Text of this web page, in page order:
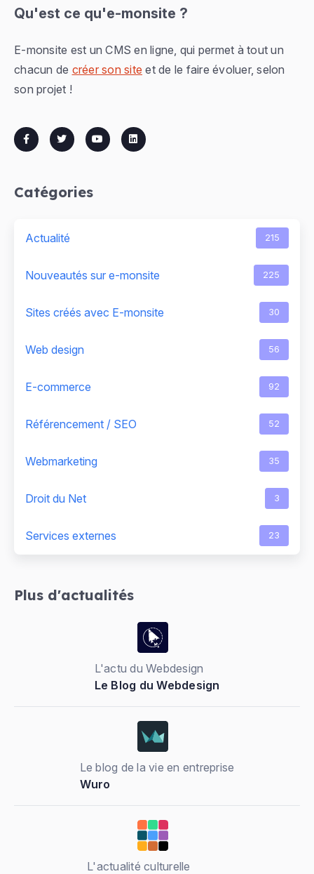
Qu'est ce qu'e-monsite ?
E-monsite est un CMS en ligne, qui permet à tout un
chacun de créer son site et de le faire évoluer, selon
son projet !
Catégories
Actualité 215
Nouveautés sur e-monsite 225
Sites créés avec E-monsite 30
Web design 56
E-commerce 92
Référencement / SEO 52
Webmarketing 35
Droit du Net 3
Services externes 23
Plus d'actualités
L'actu du Webdesign
Le Blog du Webdesign
Le blog de la vie en entreprise
Wuro
L'actualité culturelle